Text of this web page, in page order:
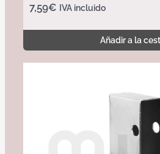
7,59€ IVA incluido
Añadir a la